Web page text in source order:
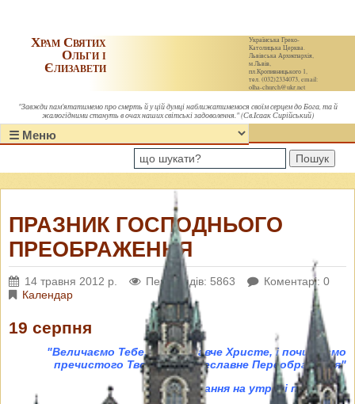
Українська Греко-
Католицька Церква.
Львівська Архиєпархія,
м.Львів,
пл.Кропивницького 1,
тел. (032)2334073, email:
olha-church@ukr.net
Храм Святих
Ольги і
Єлизавети
"Завжди пам'ятатимемо про смерть й у цій думці наближатимемося своїм серцем до Бога, та й
жалюгідними стануть в очах наших світські задоволення." (Св.Ісаак Сирійський)
Пошук
ПРАЗНИК ГОСПОДНЬОГО
ПРЕОБРАЖЕННЯ
14 травня 2012 р. Переглядів: 5863
Коментарі: 0
Календар
19 серпня
"Величаємо Тебе, життєдавче Христе, і почитаємо
пречистого Твого Тіла преславне Переображення"
(Величання на утрені празника)